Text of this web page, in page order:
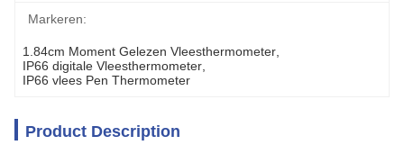
Markeren:
1.84cm Moment Gelezen Vleesthermometer
IP66 digitale Vleesthermometer
IP66 vlees Pen Thermometer
Product Description